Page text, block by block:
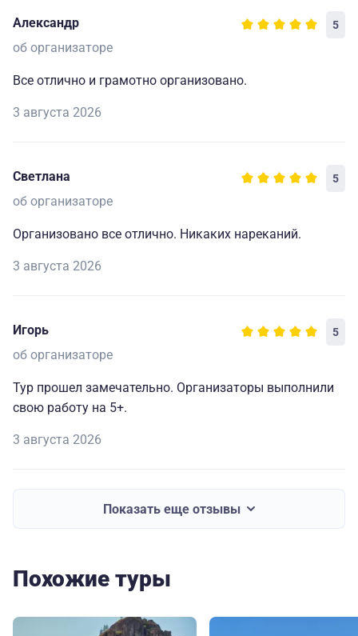
Александр 5
об организаторе
Все отлично и грамотно организовано.
3 августа 2026
Светлана 5
об организаторе
Организовано все отлично. Никаких нареканий.
3 августа 2026
Игорь 5
об организаторе
Тур прошел замечательно. Организаторы выполнили
свою работу на 5+.
3 августа 2026
Показать еще отзывы
Похожие туры